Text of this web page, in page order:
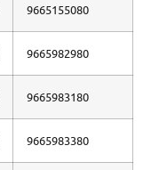
9665155080
9665982980
9665983180
9665983380